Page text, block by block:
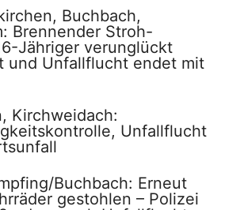
Buchbach,
Brennender Stroh-
Jähriger verunglückt
und Unfallflucht endet mit
Kirchweidach:
Unfallflucht
Buchbach: Erneut
gestohlen – Polizei